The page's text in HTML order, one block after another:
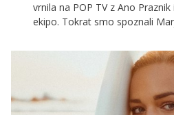
vrnila na POP TV z Ano
ekipo. Tokrat smo spoznali
svojega doma. Ana in Bojan
sooča z gibalnimi omejitvami,
letih izgubil obe nogi.